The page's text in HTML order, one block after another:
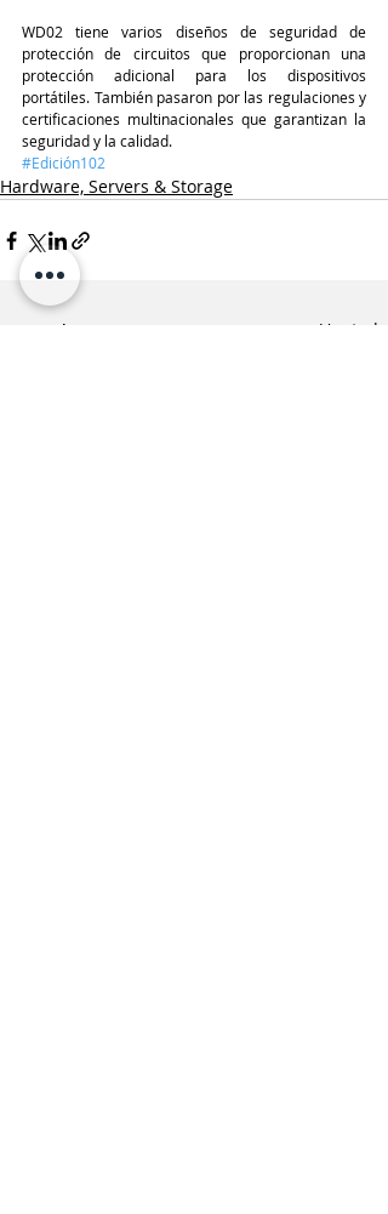
WD02 tiene varios diseños de seguridad de
protección de circuitos que proporcionan una
protección adicional para los dispositivos
portátiles. También pasaron por las regulaciones y
certificaciones multinacionales que garantizan la
seguridad y la calidad.
#Edición102
Hardware, Servers & Storage
Entradas recientes Ver todo